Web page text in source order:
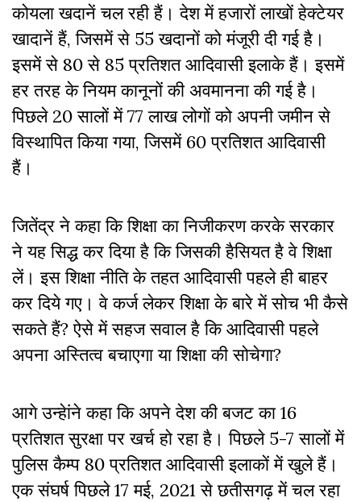
कोयला खदानें चल रही हैं। देश में हजारों लाखों हेक्टेयर
खादानें हैं, जिसमें से 55 खदानों को मंजूरी दी गई है।
इसमें से 80 से 85 प्रतिशत आदिवासी इलाके हैं। इसमें
हर तरह के नियम कानूनों की अवमानना की गई है।
पिछले 20 सालों में 77 लाख लोगों को अपनी जमीन से
विस्थापित किया गया, जिसमें 60 प्रतिशत आदिवासी
हैं।
जितेंद्र ने कहा कि शिक्षा का निजीकरण करके सरकार
ने यह सिद्ध कर दिया है कि जिसकी हैसियत है वे शिक्षा
लें। इस शिक्षा नीति के तहत आदिवासी पहले ही बाहर
कर दिये गए। वे कर्ज लेकर शिक्षा के बारे में सोच भी कैसे
सकते हैं? ऐसे में सहज सवाल है कि आदिवासी पहले
अपना अस्तित्व बचाएगा या शिक्षा की सोचेगा?
आगे उन्हेांने कहा कि अपने देश की बजट का 16
प्रतिशत सुरक्षा पर खर्च हो रहा है। पिछले 5-7 सालों में
पुलिस कैम्प 80 प्रतिशत आदिवासी इलाकों में खुले हैं।
एक संघर्ष पिछले 17 मई, 2021 से छतीसगढ़ में चल रहा